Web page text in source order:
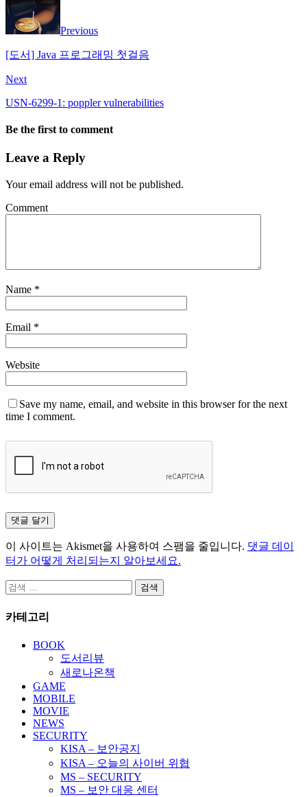
Previous
[도서] Java 프로그래밍 첫걸음
Next
USN-6299-1: poppler vulnerabilities
Be the first to comment
Leave a Reply
Your email address will not be published.
Comment
Name *
Email *
Website
Save my name, email, and website in this browser for the next
time I comment.
이 사이트는 Akismet을 사용하여 스팸을 줄입니다. 댓글 데이
터가 어떻게 처리되는지 알아보세요.
검
카테고리
BOOK
도서리뷰
새로나온책
GAME
MOBILE
MOVIE
NEWS
SECURITY
KISA – 보안공지
KISA – 오늘의 사이버 위협
MS – SECURITY
MS – 보안 대응 센터